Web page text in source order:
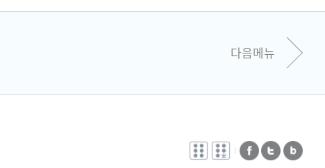
다음메뉴
전자점자
바로보기
전자점자
다운로드페이스북트위터블로그